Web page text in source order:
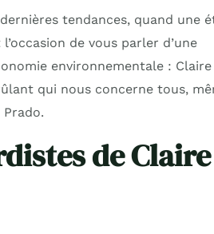
tendances, quand une
de vous parler d’une
environnementale :
qui nous concerne tous,
de Claire